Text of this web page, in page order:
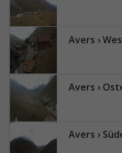
Avers ›
Avers ›
Avers ›